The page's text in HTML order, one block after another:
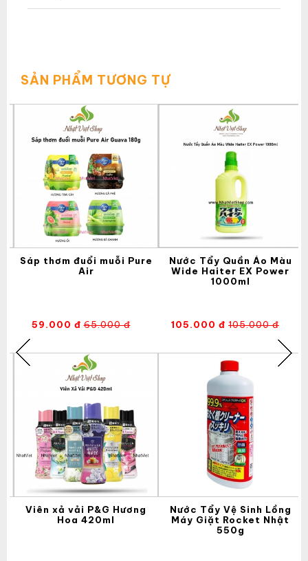
SẢN PHẨM TƯƠNG TỰ
Sáp thơm đuổi muỗi Pure
Air
59.000 đ 65.000 đ
Viên xả vải P&G Hương
Hoa 420ml
Nước Tẩy Quần Áo Màu
Wide Haiter EX Power
1000ml
105.000 đ 105.000 đ
Nước Tẩy Vệ Sinh Lồng
Máy Giặt Rocket Nhật
550g